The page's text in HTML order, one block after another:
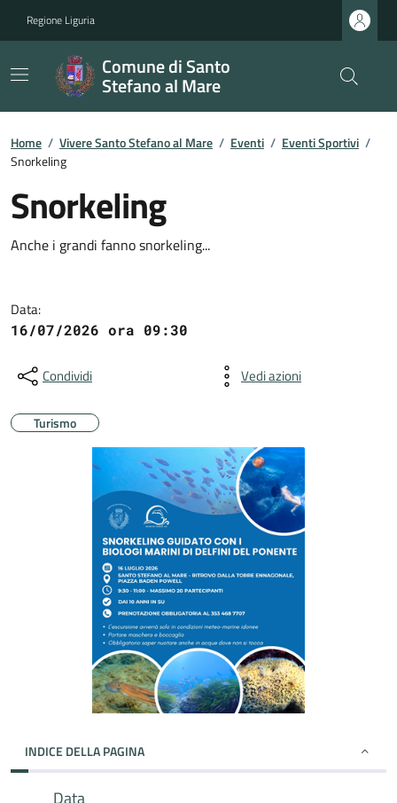
Regione Liguria
Comune di Santo
Stefano al Mare
Home / Vivere Santo Stefano al Mare / Eventi / Eventi Sportivi /
Snorkeling
Snorkeling
Anche i grandi fanno snorkeling...
Data:
16/07/2026 ora 09:30
Condividi Vedi azioni
Turismo
INDICE DELLA PAGINA
Data